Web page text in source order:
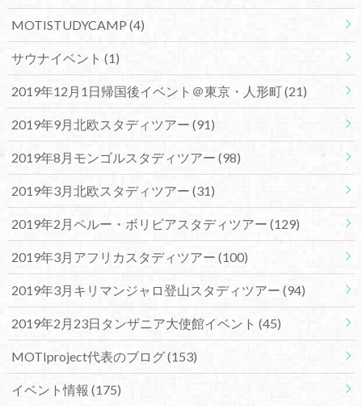
MOTISTUDYCAMP (4)
サウナイベント (1)
2019年12月1日帰国後イベント＠東京・人形町(21)
2019年9月北欧スタディツアー (91)
2019年8月モンゴルスタディツアー (98)
2019年3月北欧スタディツアー (31)
2019年2月ペルー・ボリビアスタディツアー (129)
2019年3月アフリカスタディツアー (100)
2019年3月キリマンジャロ登山スタディツアー (94)
2019年2月23日タンザニア大使館イベント (45)
MOTIproject代表のブログ(153)
イベント情報 (175)